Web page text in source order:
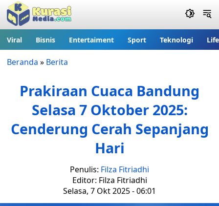
Viral Bisnis Entertaiment Sport Teknologi
Beranda » Berita
Prakiraan Cuaca Bandung
Selasa 7 Oktober 2025:
Cenderung Cerah Sepanjang
Hari
Penulis: Filza Fitriadhi
Editor: Filza Fitriadhi
Selasa, 7 Okt 2025 - 06:01